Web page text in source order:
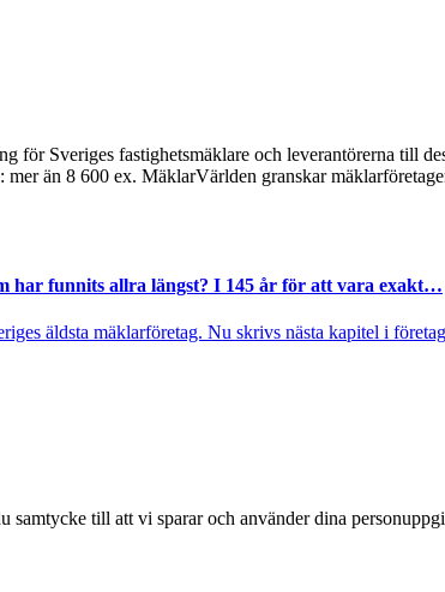
för Sveriges fastighetsmäklare och leverantörerna till
mer än 8 600 ex. MäklarVärlden granskar
har funnits allra längst? I 145 år för att vara exakt…
äldsta mäklarföretag. Nu skrivs nästa kapitel i
samtycke till att vi sparar och använder dina